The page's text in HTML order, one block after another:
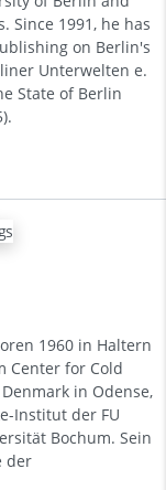
Since 1991, he has
on Berlin's
Unterwelten e.
State of Berlin
1960 in Haltern
Center for Cold
in Odense,
Institut der FU
Bochum. Sein
der